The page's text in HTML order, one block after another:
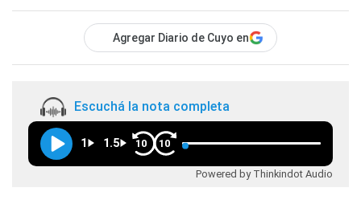
Agregar Diario de Cuyo en
Escuchá la nota completa
1 1.5 10 10
Powered by Thinkindot Audio